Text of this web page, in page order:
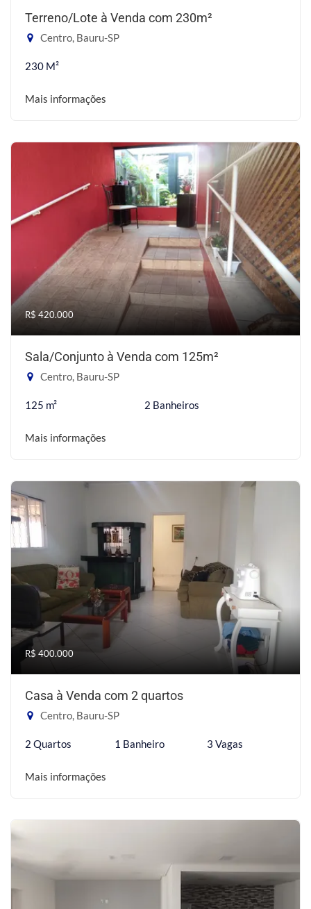
Terreno/Lote à Venda com 230m²
Centro, Bauru-SP
230 M²
Mais informações
R$ 420.000
Sala/Conjunto à Venda com 125m²
Centro, Bauru-SP
125 m² 2 Banheiros
Mais informações
R$ 400.000
Casa à Venda com 2 quartos
Centro, Bauru-SP
2 Quartos 1 Banheiro 3 Vagas
Mais informações